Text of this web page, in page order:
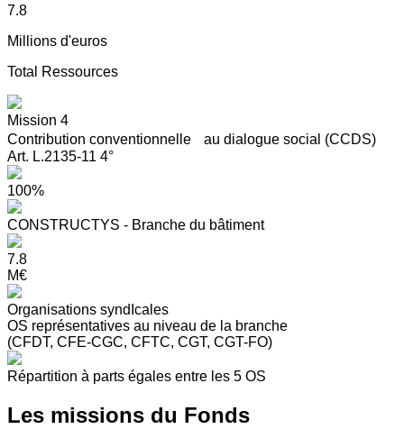
7.8
Millions d'euros
Total Ressources
Mission 4
Contribution conventionnelle au dialogue social (CCDS)
Art. L.2135-11 4°
100%
CONSTRUCTYS - Branche du bâtiment
7.8
M€
Organisations syndIcales
OS représentatives au niveau de la branche
(CFDT, CFE-CGC, CFTC, CGT, CGT-FO)
Répartition à parts égales entre les 5 OS
Les missions du Fonds